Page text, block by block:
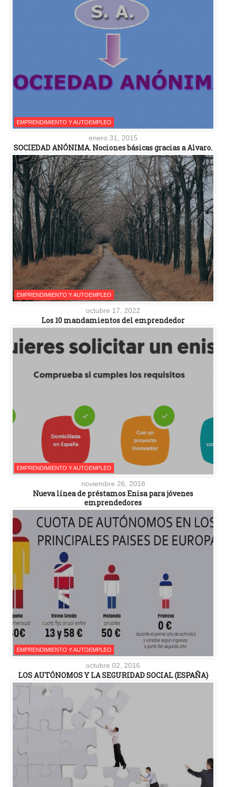
EMPRENDIMIENTO Y AUTOEMPLEO
enero 31, 2015
SOCIEDAD ANÓNIMA. Nociones básicas gracias a Alvaro.
EMPRENDIMIENTO Y AUTOEMPLEO
octubre 17, 2022
Los 10 mandamientos del emprendedor
EMPRENDIMIENTO Y AUTOEMPLEO
noviembre 26, 2018
Nueva línea de préstamos Enisa para jóvenes
emprendedores
EMPRENDIMIENTO Y AUTOEMPLEO
octubre 02, 2016
LOS AUTÓNOMOS Y LA SEGURIDAD SOCIAL (ESPAÑA)